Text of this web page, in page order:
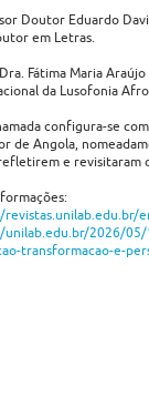
Doutor Eduardo
em Letras.
Fátima Maria
da Lusofonia
configura-se
de Angola,
e revisitaram
2026/05/
transformacao-e-